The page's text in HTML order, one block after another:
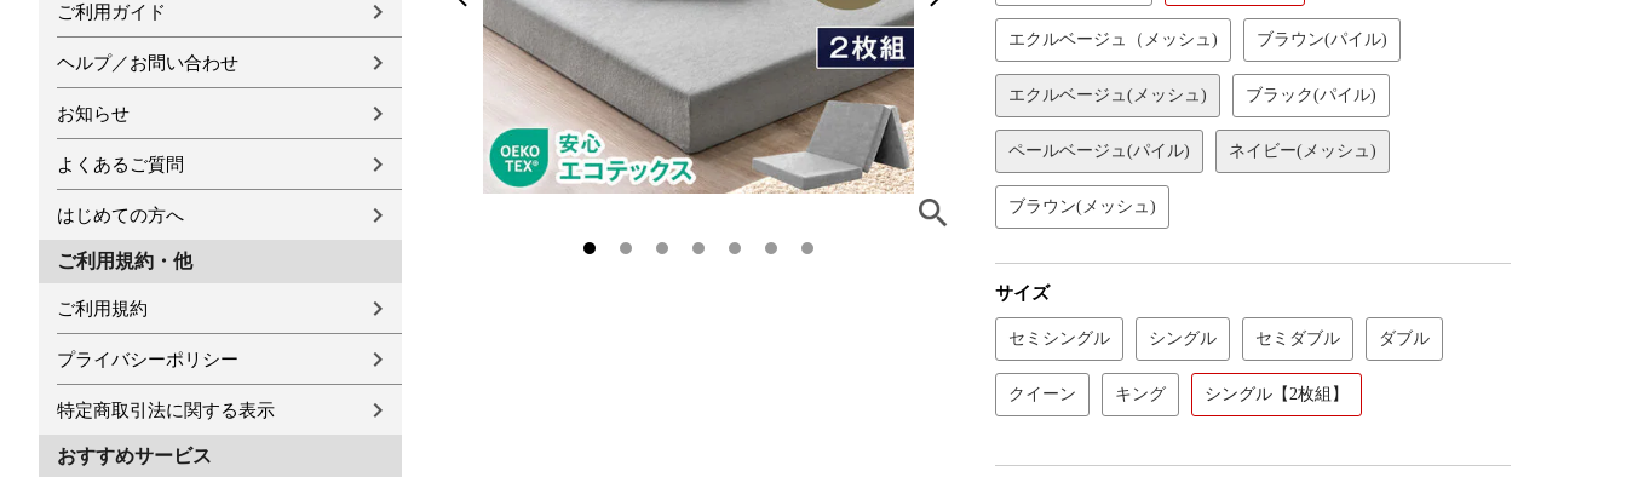
ご利用ガイド
ヘルプ／お問い合わせ
お知らせ
よくあるご質問
はじめての方へ
ご利用規約・他
ご利用規約
プライバシーポリシー
特定商取引法に関する表示
おすすめサービス
エクルベージュ（メッシュ) ブラウン(パイル)
エクルベージュ(メッシュ) ブラック(パイル)
ペールベージュ(パイル) ネイビー(メッシュ)
ブラウン(メッシュ)
サイズ
セミシングル シングル セミダブル ダブル
クイーン キング シングル【2枚組】